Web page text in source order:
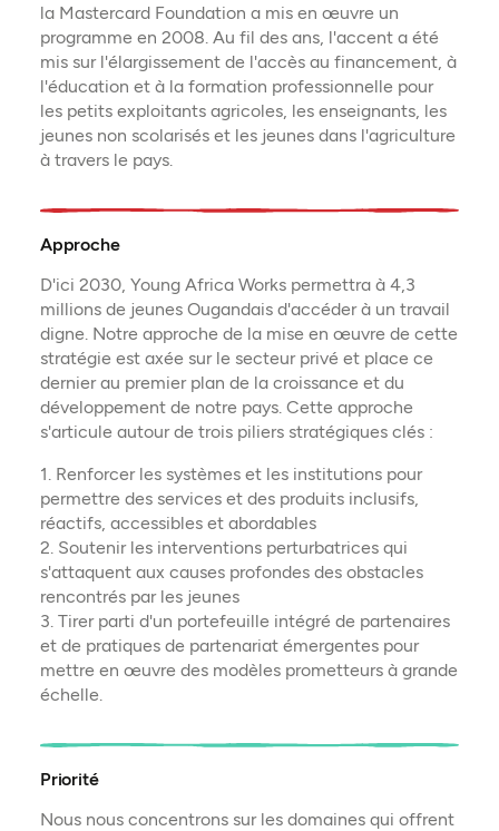
la Mastercard Foundation a mis en œuvre un
programme en 2008. Au fil des ans, l'accent a été
mis sur l'élargissement de l'accès au financement, à
l'éducation et à la formation professionnelle pour
les petits exploitants agricoles, les enseignants, les
jeunes non scolarisés et les jeunes dans l'agriculture
à travers le pays.
Approche
D'ici 2030, Young Africa Works permettra à 4,3
millions de jeunes Ougandais d'accéder à un travail
digne. Notre approche de la mise en œuvre de cette
stratégie est axée sur le secteur privé et place ce
dernier au premier plan de la croissance et du
développement de notre pays. Cette approche
s'articule autour de trois piliers stratégiques clés :
1. Renforcer les systèmes et les institutions pour
permettre des services et des produits inclusifs,
réactifs, accessibles et abordables
2. Soutenir les interventions perturbatrices qui
s'attaquent aux causes profondes des obstacles
rencontrés par les jeunes
3. Tirer parti d'un portefeuille intégré de partenaires
et de pratiques de partenariat émergentes pour
mettre en œuvre des modèles prometteurs à grande
échelle.
Priorité
Nous nous concentrons sur les domaines qui offrent